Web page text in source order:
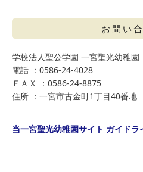
お問い
学校法人聖公学園 一宮聖光幼稚園
電話 ：0586-24-4028
ＦＡＸ ：0586-24-8875
住所 ：一宮市古金町1丁目40番地
当一宮聖光幼稚園サイト ガイドラ